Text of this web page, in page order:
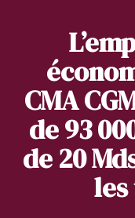
CMA
de 93
de 20